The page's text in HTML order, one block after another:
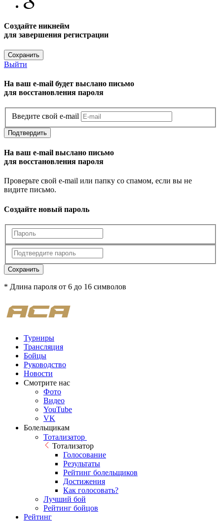
Создайте никнейм
для завершения регистрации
Сохранить
Выйти
На ваш e-mail будет выслано письмо
для восстановления пароля
Введите свой e-mail
Подтвердить
На ваш e-mail выслано письмо
для восстановления пароля
Проверьте свой e-mail или папку со спамом, если вы не
видите письмо.
Создайте новый пароль
Сохранить
* Длина пароля от 6 до 16 символов
Турниры
Трансляция
Бойцы
Руководство
Новости
Смотрите нас
Фото
Видео
YouTube
VK
Болельщикам
Тотализатор
Тотализатор
Голосование
Результаты
Рейтинг болельщиков
Достижения
Как голосовать?
Лучший бой
Рейтинг бойцов
Рейтинг